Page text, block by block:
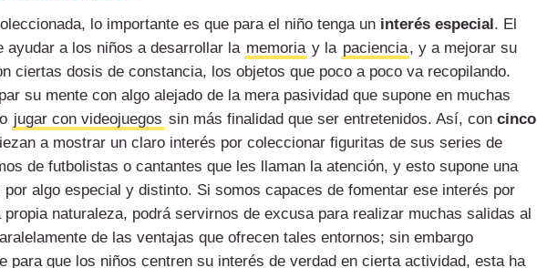
lo importante es que para el niño tenga un interés especial. El
ayudar a los niños a desarrollar la memoria y la paciencia, y a mejorar su
ciertas dosis de constancia, los objetos que poco a poco va recopilando.
su mente con algo alejado de la mera pasividad que supone en muchas
jugar con videojuegos sin más finalidad que ser entretenidos. Así, con cinco
a mostrar un claro interés por coleccionar figuritas de sus series de
de futbolistas o cantantes que les llaman la atención, y esto supone una
algo especial y distinto. Si somos capaces de fomentar ese interés por
naturaleza, podrá servirnos de excusa para realizar muchas salidas al
de las ventajas que ofrecen tales entornos; sin embargo
para que los niños centren su interés de verdad en cierta actividad, esta ha